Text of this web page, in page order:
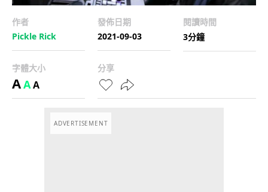
作者
Pickle Rick
發佈日期
2021-09-03
閱讀時間
3分鐘
字體大小
AAA
分享
ADVERTISEMENT